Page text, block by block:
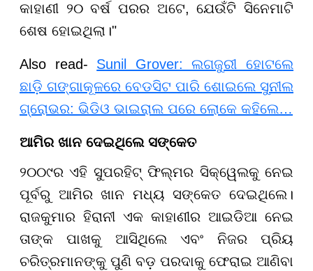
କାହାଣୀ ୨୦ ବର୍ଷ ପରର ଅଟେ, ଯେଉଁଟି ସିନେମାଟି
ଶେଷ ହୋଇଥିଲା।"
Also read- Sunil Grover: ଲଗଜୁରୀ ହୋଟଲେ
ଛାଡ଼ି ଗଙ୍ଗାକୂଳରେ ବେଡସିଟ ପାରି ଶୋଇଲେ ସୁନୀଲ
ଗ୍ରୋଭର: ଭିଡିଓ ଭାଇରାଲ ପରେ ଲୋକେ କହିଲେ…
ଆମିର ଖାନ ଦେଇଥିଲେ ସଙ୍କେତ
୨୦୦୯ର ଏହି ସୁପରହିଟ୍ ଫିଲ୍ମର ସିକ୍ୱେଲକୁ ନେଇ
ପୂର୍ବରୁ ଆମିର ଖାନ ମଧ୍ୟ ସଙ୍କେତ ଦେଇଥିଲେ।
ରାଜକୁମାର ହିରାନୀ ଏକ କାହାଣୀର ଆଇଡିଆ ନେଇ
ତାଙ୍କ ପାଖକୁ ଆସିଥିଲେ ଏବଂ ନିଜର ପ୍ରିୟ
ଚରିତ୍ରମାନଙ୍କୁ ପୁଣି ବଡ଼ ପରଦାକୁ ଫେରାଇ ଆଣିବା